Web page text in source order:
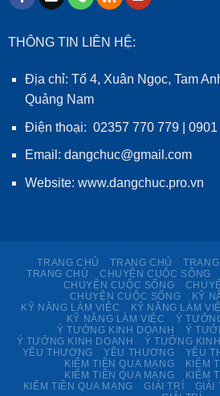
THÔNG TIN LIÊN HỆ:
Địa chỉ: Tổ 4, Xuân Ngọc, Tam
Quảng Nam
Điện thoại: 02357 770 779 | 0901
Email: dangchuc@gmail.com
Website: www.dangchuc.pro.vn
TRANG CHỦ TRANG CHỦ
TRANG CHỦ
CHUYỆN CUỘC SỐNG
CHUYỆN CUỘC SỐNG
CHUYỆN CUỘC SỐNG
KỸ
KỸ NĂNG LÀM VIỆC
KỸ NĂNG LÀM
KỸ NĂNG LÀM VIỆC
Ý
Ý TƯỞNG KINH DOANH
Ý
Ý TƯỞNG KINH DOANH
Ý TƯỞNG
YÊU THƯƠNG
YÊU THƯƠNG YÊU
KIẾM TIỀN QUA MẠNG
KIẾM
KIẾM TIỀN QUA MẠNG
KIẾM
KIẾM TIỀN QUA MẠNG
GIẢI TRÍ GIẢI